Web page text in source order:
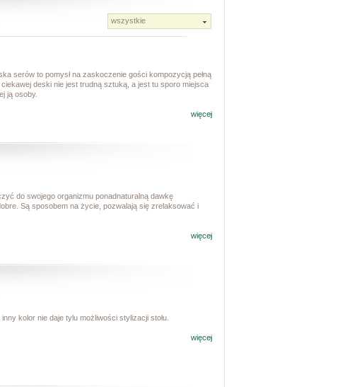
serów to pomysł na zaskoczenie gości kompozycją pełną
deski nie jest trudną sztuką, a jest tu sporo miejsca
ją osoby.
więcej
do swojego organizmu ponadnaturalną dawkę
Są sposobem na życie, pozwalają się zrelaksować i
więcej
kolor nie daje tylu możliwości stylizacji stołu.
więcej